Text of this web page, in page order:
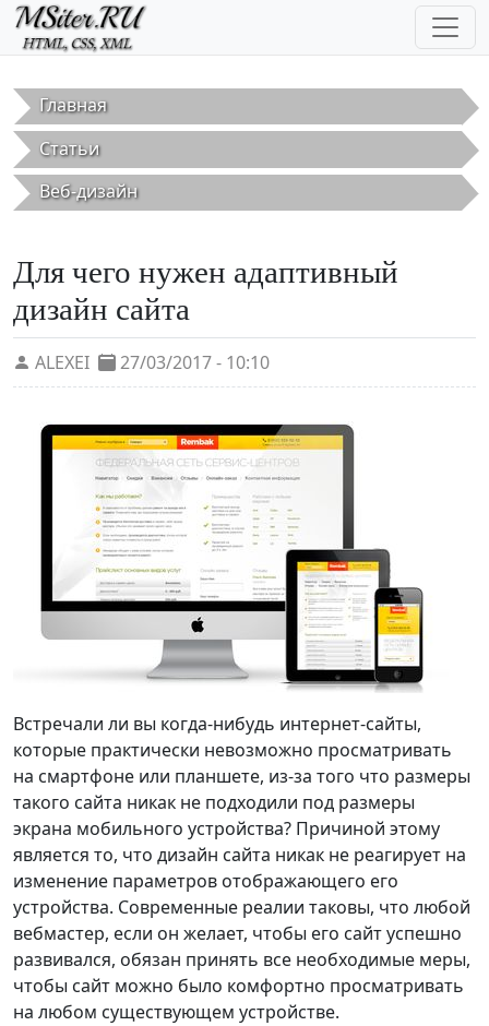
Перейти к основному содержанию
Главная
Статьи
Веб-дизайн
Для чего нужен адаптивный
дизайн сайта
ALEXEI 27/03/2017 - 10:10
Встречали ли вы когда-нибудь интернет-сайты,
которые практически невозможно просматривать
на смартфоне или планшете, из-за того что размеры
такого сайта никак не подходили под размеры
экрана мобильного устройства? Причиной этому
является то, что дизайн сайта никак не реагирует на
изменение параметров отображающего его
устройства. Современные реалии таковы, что любой
вебмастер, если он желает, чтобы его сайт успешно
развивался, обязан принять все необходимые меры,
чтобы сайт можно было комфортно просматривать
на любом существующем устройстве.